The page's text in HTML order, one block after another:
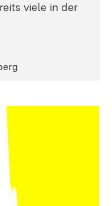
viele in der